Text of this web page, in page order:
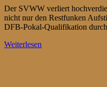
Der SVWW verliert
nicht nur den Restfunken
DFB-Pokal-Qualifikation durch
Weiterlesen